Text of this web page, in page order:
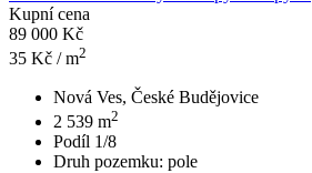
Kupní cena
89 000 Kč
35 Kč / m2
Nová Ves, České Budějovice
2 539 m2
Podíl 1/8
Druh pozemku: pole